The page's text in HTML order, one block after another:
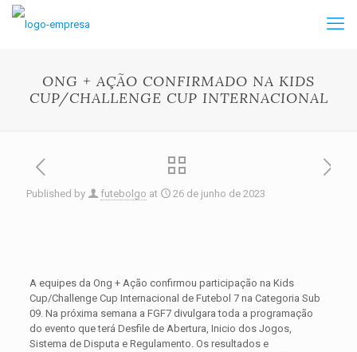
ONG + AÇÃO CONFIRMADO NA KIDS
CUP/CHALLENGE CUP INTERNACIONAL
Published by futebolgo at 26 de junho de 2023
A equipes da Ong + Ação confirmou participação na Kids
Cup/Challenge Cup Internacional de Futebol 7 na Categoria Sub
09. Na próxima semana a FGF7 divulgara toda a programação
do evento que terá Desfile de Abertura, Inicio dos Jogos,
Sistema de Disputa e Regulamento. Os resultados e